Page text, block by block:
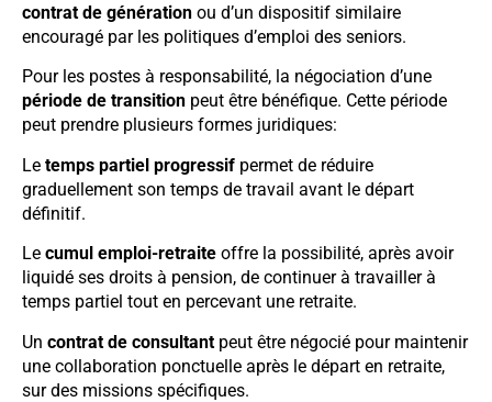
contrat de génération ou d’un dispositif similaire
encouragé par les politiques d’emploi des seniors.
Pour les postes à responsabilité, la négociation d’une
période de transition peut être bénéfique. Cette période
peut prendre plusieurs formes juridiques:
Le temps partiel progressif permet de réduire
graduellement son temps de travail avant le départ
définitif.
Le cumul emploi-retraite offre la possibilité, après avoir
liquidé ses droits à pension, de continuer à travailler à
temps partiel tout en percevant une retraite.
Un contrat de consultant peut être négocié pour maintenir
une collaboration ponctuelle après le départ en retraite,
sur des missions spécifiques.